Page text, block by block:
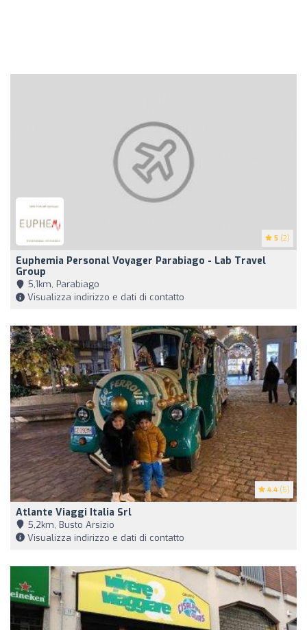
5 (2)
Euphemia Personal Voyager Parabiago - Lab Travel
Group
5,1km, Parabiago
Visualizza indirizzo e dati di contatto
4.4 (5)
Atlante Viaggi Italia Srl
5,2km, Busto Arsizio
Visualizza indirizzo e dati di contatto